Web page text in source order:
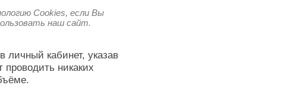
Cookies, если Вы
наш сайт.
личный кабинет, указав
никаких